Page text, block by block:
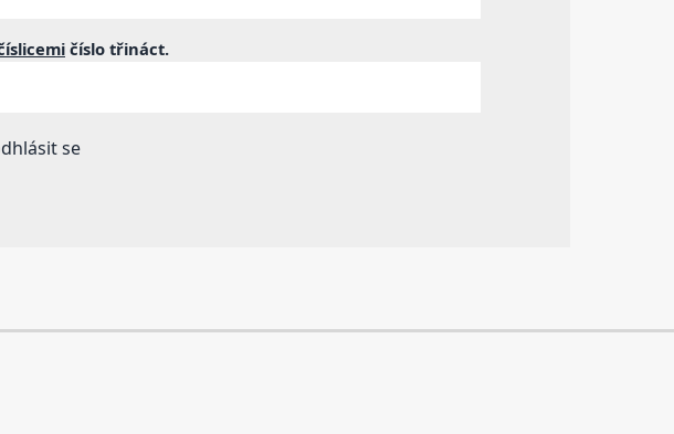
číslo třináct.
se